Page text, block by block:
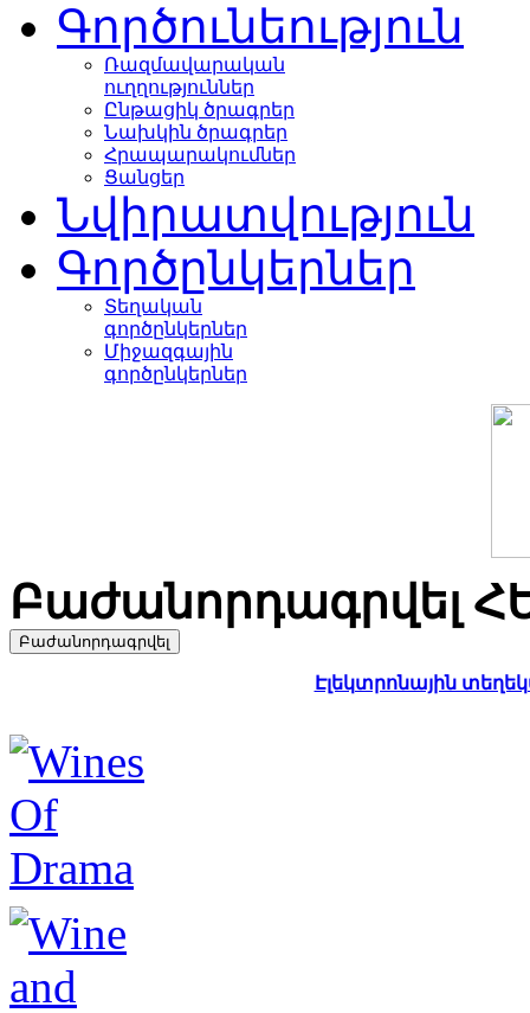
Գործունեություն
Ռազմավարական
ուղղություններ
Ընթացիկ ծրագրեր
Նախկին ծրագրեր
Հրապարակումներ
Ցանցեր
Նվիրատվություն
Գործընկերներ
Տեղական
գործընկերներ
Միջազգային
գործընկերներ
Բաժանորդագրվել
Էլեկտրոնային